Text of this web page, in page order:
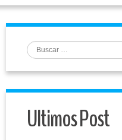
Buscar
Ultimos Post